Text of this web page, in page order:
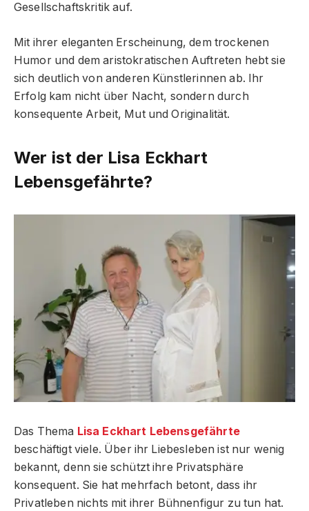
Gesellschaftskritik auf.
Mit ihrer eleganten Erscheinung, dem trockenen
Humor und dem aristokratischen Auftreten hebt sie
sich deutlich von anderen Künstlerinnen ab. Ihr
Erfolg kam nicht über Nacht, sondern durch
konsequente Arbeit, Mut und Originalität.
Wer ist der Lisa Eckhart
Lebensgefährte?
Das Thema Lisa Eckhart Lebensgefährte
beschäftigt viele. Über ihr Liebesleben ist nur wenig
bekannt, denn sie schützt ihre Privatsphäre
konsequent. Sie hat mehrfach betont, dass ihr
Privatleben nichts mit ihrer Bühnenfigur zu tun hat.